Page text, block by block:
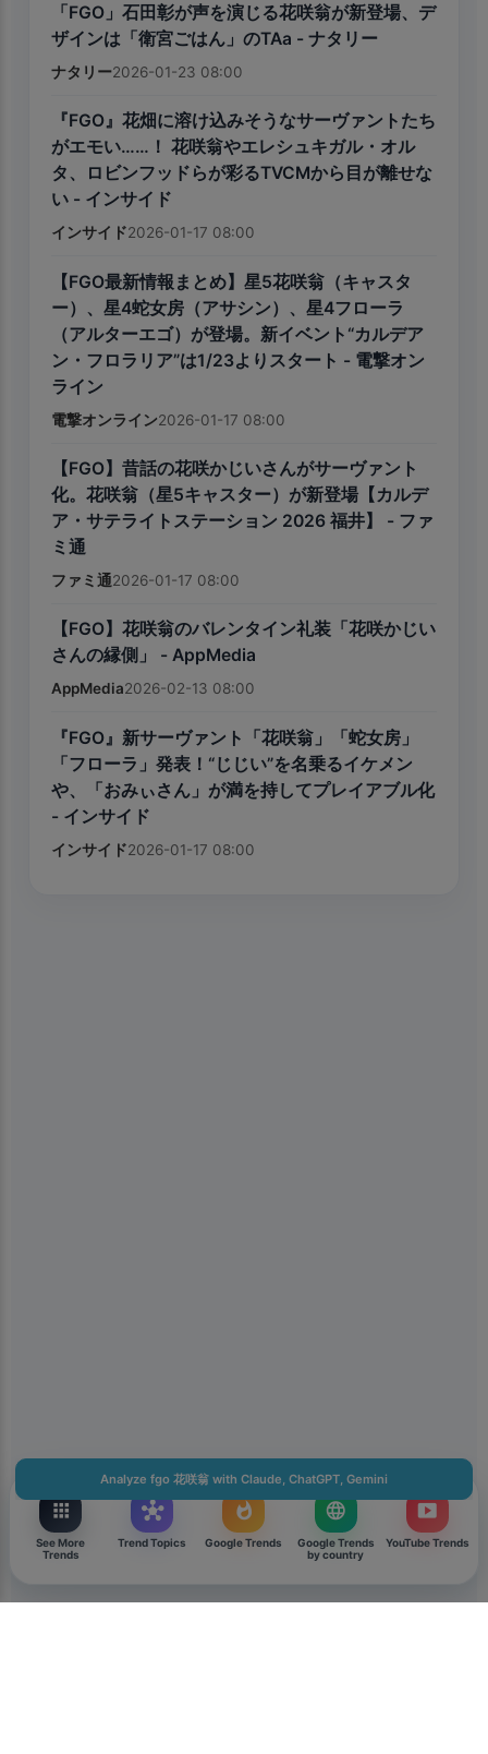
Download
Close
「FGO」石田彰が声を演じる花咲翁が新登場、デ
ザインは「衛宮ごはん」のTAa - ナタリー
ナタリー2026-01-23 08:00
『FGO』花畑に溶け込みそうなサーヴァントたち
がエモい……！ 花咲翁やエレシュキガル・オル
タ、ロビンフッドらが彩るTVCMから目が離せな
い - インサイド
インサイド2026-01-17 08:00
【FGO最新情報まとめ】星5花咲翁（キャスタ
ー）、星4蛇女房（アサシン）、星4フローラ
（アルターエゴ）が登場。新イベント“カルデア
ン・フロラリア”は1/23よりスタート - 電撃オン
ライン
電撃オンライン2026-01-17 08:00
【FGO】昔話の花咲かじいさんがサーヴァント
化。花咲翁（星5キャスター）が新登場【カルデ
ア・サテライトステーション 2026 福井】 - ファ
ミ通
ファミ通2026-01-17 08:00
【FGO】花咲翁のバレンタイン礼装「花咲かじい
さんの縁側」 - AppMedia
AppMedia2026-02-13 08:00
『FGO』新サーヴァント「花咲翁」「蛇女房」
「フローラ」発表！“じじい”を名乗るイケメン
や、「おみぃさん」が満を持してプレイアブル化
- インサイド
インサイド2026-01-17 08:00
Analyze fgo 花咲翁 with Claude, ChatGPT, Gemini
apps
See More
Trends
hub
Trend Topics
whatshot
Google Trends
language
Google Trends
by country
smart_display
YouTube Trends